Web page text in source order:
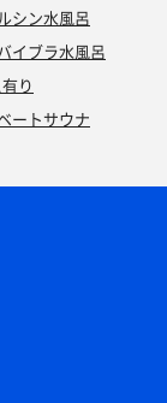
シン水風呂
イブラ水風呂
り
ートサウナ